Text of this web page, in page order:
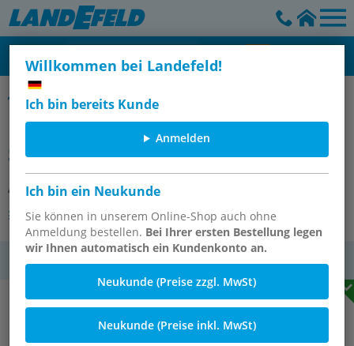
Willkommen bei Landefeld!
Ich bin bereits Kunde
Anmelden
Ich bin ein Neukunde
Sie können in unserem Online-Shop auch ohne
Anmeldung bestellen. Bei Ihrer ersten Bestellung legen
wir Ihnen automatisch ein Kundenkonto an.
Neukunde (Preise zzgl. MwSt)
Neukunde (Preise inkl. MwSt)
Winkel 90° mit Innengewinde, bis 350 bar
Hochdruck-90°-Winkel G 1/8" (IG),
Stahl verzinkt
Artikelnummer: W 18 HD
Andere Varianten des Artikels
MwSt.